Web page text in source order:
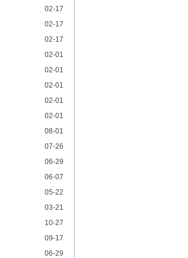
02-17
02-17
02-17
02-01
02-01
02-01
02-01
02-01
08-01
07-26
06-29
06-07
05-22
03-21
10-27
09-17
06-29